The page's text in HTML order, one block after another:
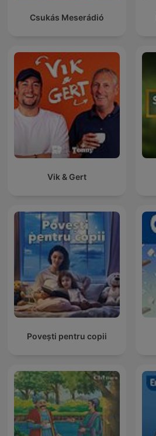
Csukás Meserádió
Vik & Gert
Povești pentru copii